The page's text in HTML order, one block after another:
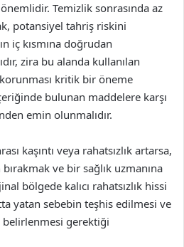
Temizlik sonrasında az
potansiyel tahriş riskini
iç kısmına doğrudan
zira bu alanda kullanılan
kritik bir öneme
bulunan maddelere karşı
emin olunmalıdır.
kaşıntı veya rahatsızlık artarsa,
ve bir sağlık uzmanına
bölgede kalıcı rahatsızlık hissi
yatan sebebin teşhis edilmesi ve
gerektiği